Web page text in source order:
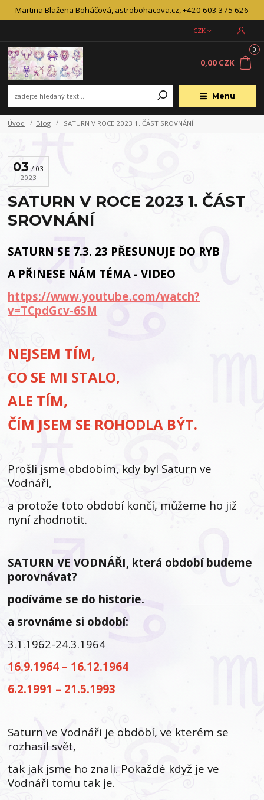
Martina Blažena Boháčová, astrobohacova.cz, +420 603 375 626
Menu
CZK
0
0,00 CZK
Úvod Blog SATURN V ROCE 2023 1. ČÁST SROVNÁNÍ
03
03
2023
SATURN V ROCE 2023 1. ČÁST
SROVNÁNÍ
SATURN SE 7.3. 23 PŘESUNUJE DO RYB
A PŘINESE NÁM TÉMA - VIDEO
https://www.youtube.com/watch?
v=TCpdGcv-6SM
NEJSEM TÍM,
CO SE MI STALO,
ALE TÍM,
ČÍM JSEM SE ROHODLA BÝT.
Prošli jsme obdobím, kdy byl Saturn ve
Vodnáři,
a protože toto období končí, můžeme ho již
nyní zhodnotit.
SATURN VE VODNÁŘI, která období budeme
porovnávat?
podíváme se do historie.
a srovnáme si období:
3.1.1962-24.3.1964
16.9.1964 – 16.12.1964
6.2.1991 – 21.5.1993
Saturn ve Vodnáři je období, ve kterém se
rozhasil svět,
tak jak jsme ho znali. Pokaždé když je ve
Vodnáři tomu tak je.